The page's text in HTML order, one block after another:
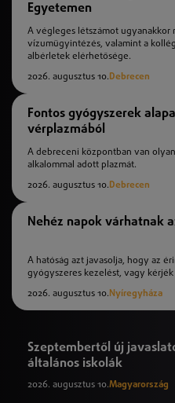
Egyetemen
A végleges létszámot ugyanakkor
vízumügyintézés, valamint a
albérletek elérhetősége.
2026. augusztus 10.Debrecen
Fontos gyógyszerek
vérplazmából
A debreceni központban van
alkalommal adott plazmát.
2026. augusztus 10.Debrecen
Nehéz napok várhatnak
A hatóság azt javasolja, hogy az
gyógyszeres kezelést, vagy
2026. augusztus 10.Nyíregyháza
Szeptembertől új
általános iskolák
2026. augusztus 10.Magyarország